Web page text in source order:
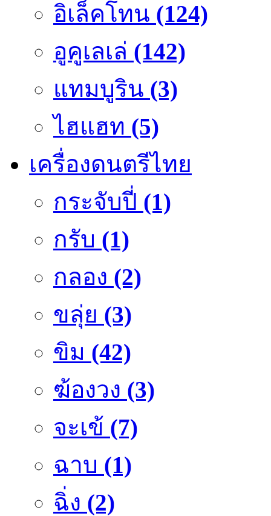
อิเล็คโทน (124)
อูคูเลเล่ (142)
แทมบูริน (3)
ไฮแฮท (5)
เครื่องดนตรีไทย
กระจับปี่ (1)
กรับ (1)
กลอง (2)
ขลุ่ย (3)
ขิม (42)
ฆ้องวง (3)
จะเข้ (7)
ฉาบ (1)
ฉิ่ง (2)